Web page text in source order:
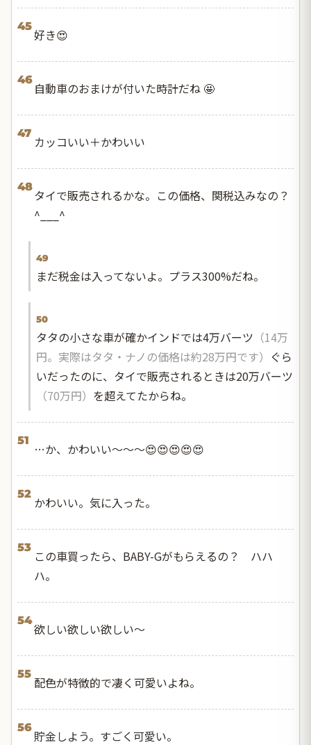
45
好き😍
46
自動車のおまけが付いた時計だね 🤩
47
カッコいい＋かわいい
48
タイで販売されるかな。この価格、関税込みなの？
^___^
49
まだ税金は入ってないよ。プラス300%だね。
50
タタの小さな車が確かインドでは4万バーツ （14万
円。実際はタタ・ナノの価格は約28万円です） ぐら
いだったのに、タイで販売されるときは20万バーツ
（70万円） を超えてたからね。
51
…か、かわいい～～～😍😍😍😍😍
52
かわいい。気に入った。
53
この車買ったら、BABY-Gがもらえるの？ ハハ
ハ。
54
欲しい欲しい欲しい〜
55
配色が特徴的で凄く可愛いよね。
56
貯金しよう。すごく可愛い。